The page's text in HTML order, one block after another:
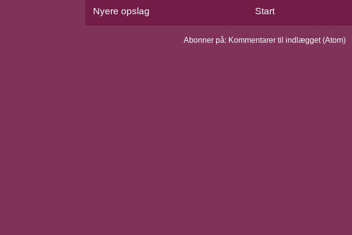
Nyere opslag Start
Abonner på: Kommentarer til indlægget (Atom)